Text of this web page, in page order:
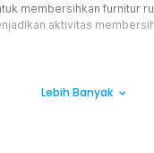
membersihkan furnitur
aktivitas
tepat. Serat mikro dikenal
Lebih Banyak